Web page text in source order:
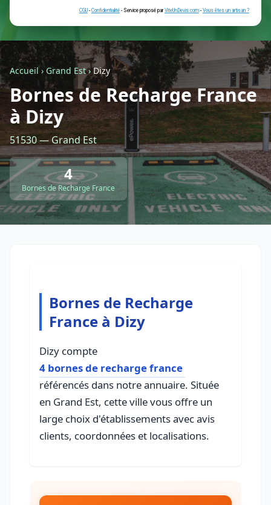
Je ne sais pas encore
Autre
Retour à la liste des métiers
CGU-Confidentialité- Service proposé parViteUnDevis.com-Vous
Accueil› Grand Est›Dizy
Bornes de Recharge France
à Dizy
51530 — Grand Est
4
Bornes de Recharge France
Bornes de Recharge
France à Dizy
Dizy compte
4 bornes de recharge france
référencés dans notre annuaire. Située
en Grand Est, cette ville vous offre un
large choix d'établissements avec avis
clients, coordonnées et localisations.